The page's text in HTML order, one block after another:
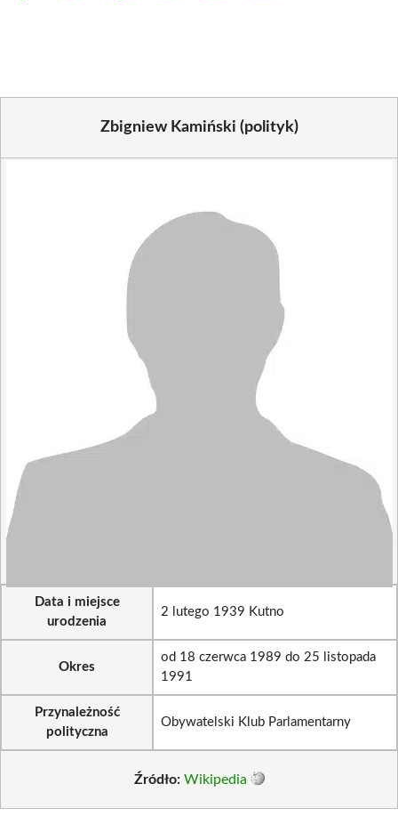
Zbigniew Kamiński (polityk)
Data i miejsce
urodzenia
2 lutego 1939 Kutno
Okres
od 18 czerwca 1989 do 25 listopada
1991
Przynależność
polityczna
Obywatelski Klub Parlamentarny
Źródło: Wikipedia